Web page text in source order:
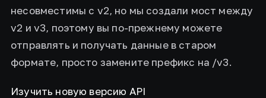
несовместимы с v2, но мы создали мост между
v2 и v3, поэтому вы по-прежнему можете
отправлять и получать данные в старом
формате, просто замените префикс на /v3.
Изучить новую версию API